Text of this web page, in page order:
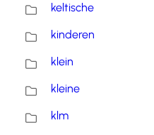
keltische
kinderen
klein
kleine
klm